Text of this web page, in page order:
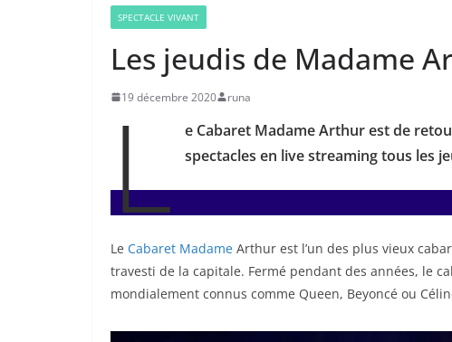
SPECTACLE VIVANT
Les jeudis de Madame
19 décembre 2020 runa
L
e Cabaret Madame Arthur est de
spectacles en live streaming tous les
Le Cabaret Madame Arthur est l’un des plus vieux
travesti de la capitale. Fermé pendant des années, le
mondialement connus comme Queen, Beyoncé ou